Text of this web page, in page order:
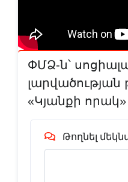
ՓՄՁ-ն՝
լարվածության
«Կյանքի որակ»
Թողնել